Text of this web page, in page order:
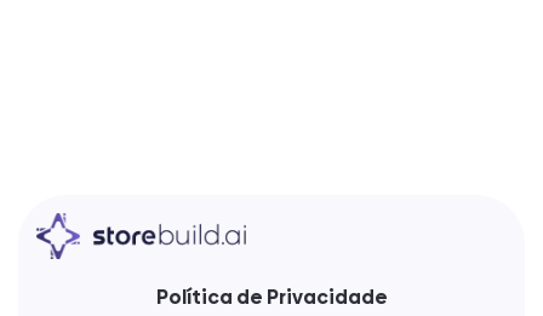
Política de Privacidade